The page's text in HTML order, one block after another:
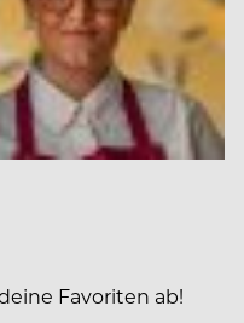
Favoriten ab!